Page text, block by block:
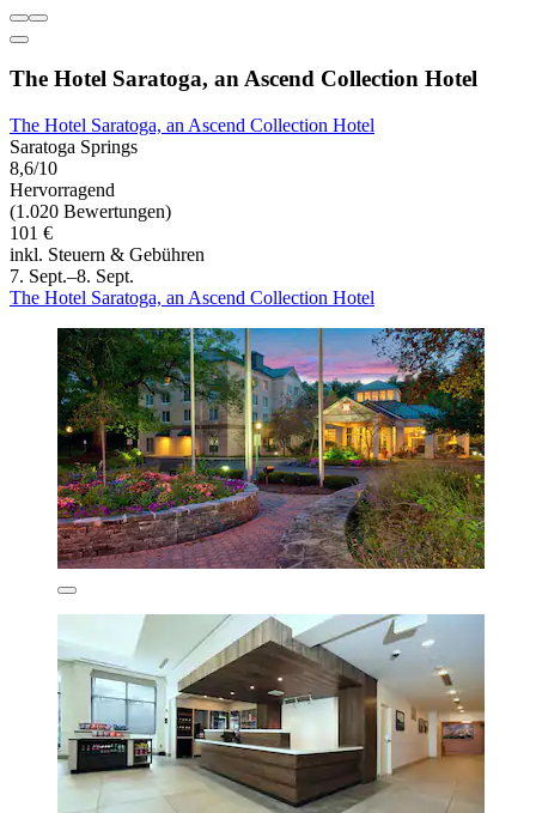
The Hotel Saratoga, an Ascend Collection Hotel
The Hotel Saratoga, an Ascend Collection Hotel
Saratoga Springs
8,6/10
Hervorragend
(1.020 Bewertungen)
101 €
inkl. Steuern & Gebühren
7. Sept.–8. Sept.
The Hotel Saratoga, an Ascend Collection Hotel